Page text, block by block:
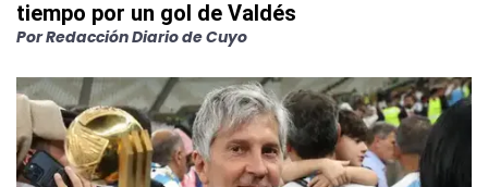
tiempo por un gol de Valdés
PorRedacción Diario de Cuyo